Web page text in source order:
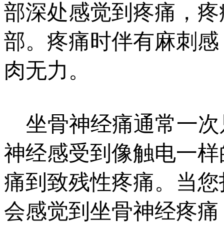
部深处感觉到疼痛，
部。疼痛时伴有麻刺
肉无力。
坐骨神经痛通常一次
神经感受到像触电一
痛到致残性疼痛。当
会感觉到坐骨神经疼